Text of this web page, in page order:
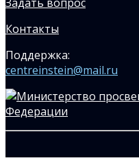
Контакты
Поддержка:
centreinstein@mail.ru